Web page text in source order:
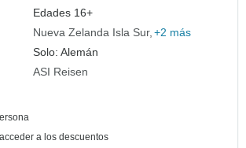
Edades 16+
Nueva Zelanda Isla Sur +2 más
Solo: Alemán
ASI Reisen
a los descuentos